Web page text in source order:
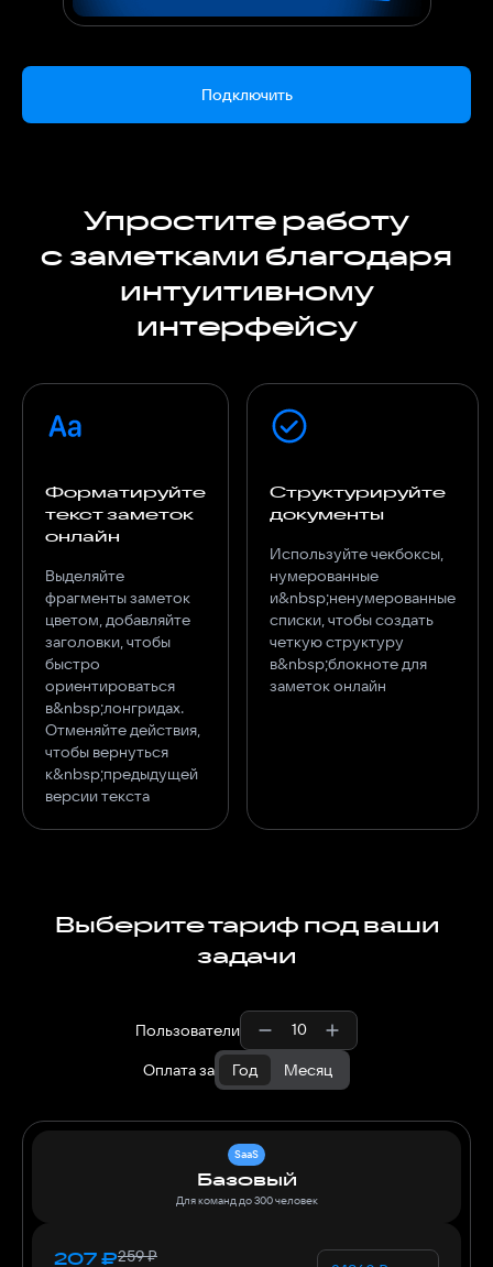
Подключить
Упростите работу
с заметками благодаря
интуитивному
интерфейсу
Форматируйте
текст заметок
онлайн
Выделяйте
фрагменты заметок
цветом, добавляйте
заголовки, чтобы
быстро
ориентироваться
в&nbsp;лонгридах.
Отменяйте действия,
чтобы вернуться
к&nbsp;предыдущей
версии текста
Структурируйте
документы
Используйте чекбоксы,
нумерованные
и&nbsp;ненумерованные
списки, чтобы создать
четкую структуру
в&nbsp;блокноте для
заметок онлайн
Выберите тариф под ваши
задачи
Пользователи
Оплата за
Год Месяц
SaaS
Базовый
Для команд до 300 человек
207 ₽259₽